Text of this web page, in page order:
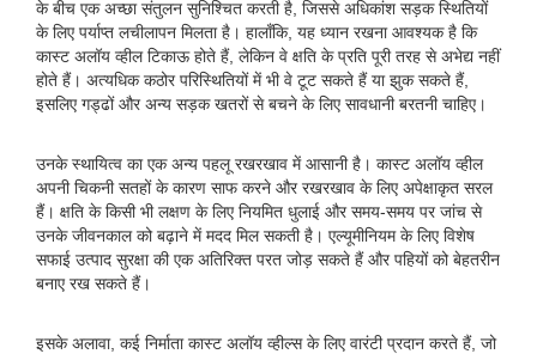
के बीच एक अच्छा संतुलन सुनिश्चित करती है, जिससे अधिकांश सड़क स्थितियों
के लिए पर्याप्त लचीलापन मिलता है। हालाँकि, यह ध्यान रखना आवश्यक है कि
कास्ट अलॉय व्हील टिकाऊ होते हैं, लेकिन वे क्षति के प्रति पूरी तरह से अभेद्य नहीं
होते हैं। अत्यधिक कठोर परिस्थितियों में भी वे टूट सकते हैं या झुक सकते हैं,
इसलिए गड्ढों और अन्य सड़क खतरों से बचने के लिए सावधानी बरतनी चाहिए।
उनके स्थायित्व का एक अन्य पहलू रखरखाव में आसानी है। कास्ट अलॉय व्हील
अपनी चिकनी सतहों के कारण साफ करने और रखरखाव के लिए अपेक्षाकृत सरल
हैं। क्षति के किसी भी लक्षण के लिए नियमित धुलाई और समय-समय पर जांच से
उनके जीवनकाल को बढ़ाने में मदद मिल सकती है। एल्यूमीनियम के लिए विशेष
सफाई उत्पाद सुरक्षा की एक अतिरिक्त परत जोड़ सकते हैं और पहियों को बेहतरीन
बनाए रख सकते हैं।
इसके अलावा, कई निर्माता कास्ट अलॉय व्हील्स के लिए वारंटी प्रदान करते हैं, जो